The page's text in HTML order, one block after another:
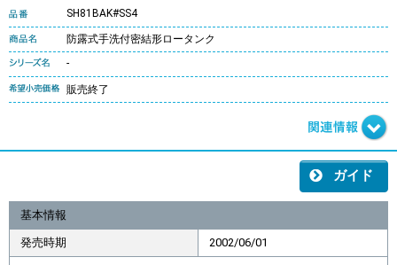
SH81BAK#SS4
防露式手洗付密結形ロータンク
-
販売終了
ガイド
基本情報
発売時期 2002/06/01